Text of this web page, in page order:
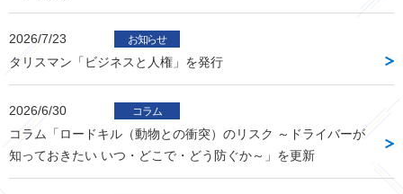
2026/7/23 お知らせ
タリスマン「ビジネスと人権」を発行
2026/6/30 コラム
コラム「ロードキル（動物との衝突）のリスク ～ドライバーが
知っておきたい いつ・どこで・どう防ぐか～」を更新